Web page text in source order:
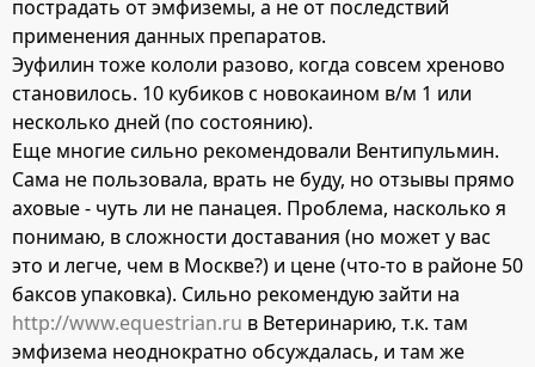
пострадать от эмфиземы, а не от последствий
применения данных препаратов.
Эуфилин тоже кололи разово, когда совсем хреново
становилось. 10 кубиков с новокаином в/м 1 или
несколько дней (по состоянию).
Еще многие сильно рекомендовали Вентипульмин.
Сама не пользовала, врать не буду, но отзывы прямо
аховые - чуть ли не панацея. Проблема, насколько я
понимаю, в сложности доставания (но может у вас
это и легче, чем в Москве?) и цене (что-то в районе 50
баксов упаковка). Сильно рекомендую зайти на
http://www.equestrian.ru в Ветеринарию, т.к. там
эмфизема неоднократно обсуждалась, и там же